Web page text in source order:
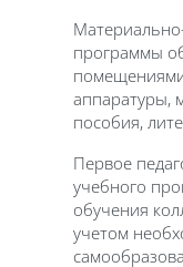
программы
аппаратуры,
пособия,
Первое
учебного
обучения
учетом